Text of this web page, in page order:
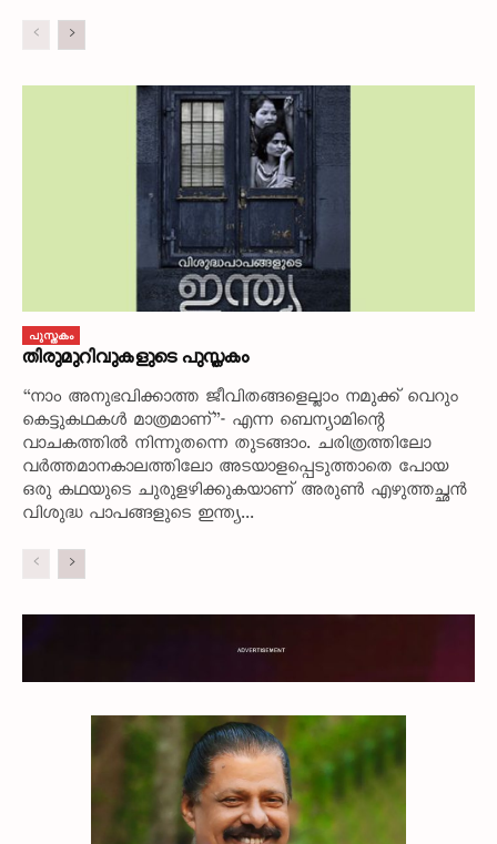
പുസ്തകം
തിരുമുറിവുകളുടെ പുസ്തകം
“നാം അനുഭവിക്കാത്ത ജീവിതങ്ങളെല്ലാം നമുക്ക് വെറും
കെട്ടുകഥകൾ മാത്രമാണ്”- എന്ന ബെന്യാമിന്റെ
വാചകത്തിൽ നിന്നുതന്നെ തുടങ്ങാം. ചരിത്രത്തിലോ
വർത്തമാനകാലത്തിലോ അടയാളപ്പെടുത്താതെ പോയ
ഒരു കഥയുടെ ചുരുളഴിക്കുകയാണ് അരുൺ എഴുത്തച്ഛൻ
വിശുദ്ധ പാപങ്ങളുടെ ഇന്ത്യ...